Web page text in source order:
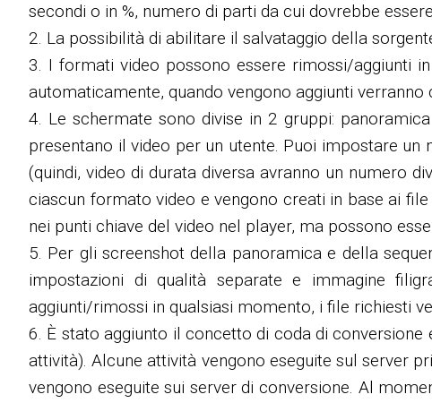
secondi o in %, numero di parti da cui dovrebbe
2. La possibilità di abilitare il salvataggio della
3. I formati video possono essere rimossi/aggiunti
automaticamente, quando vengono aggiunti
4. Le schermate sono divise in 2 gruppi:
presentano il video per un utente. Puoi impostare
(quindi, video di durata diversa avranno un numero
ciascun formato video e vengono creati in base ai
nei punti chiave del video nel player, ma possono
5. Per gli screenshot della panoramica e della
impostazioni di qualità separate e immagine
aggiunti/rimossi in qualsiasi momento, i file richiesti
6. È stato aggiunto il concetto di coda di
attività). Alcune attività vengono eseguite sul server
vengono eseguite sui server di conversione. Al